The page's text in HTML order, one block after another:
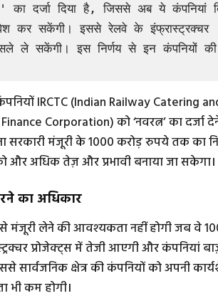
दर्जा दिया है, जिससे अब ये कंपनियां
कर सकेंगी। इससे रेलवे के इंफ्रास्ट्रक्चर
ले सकेंगी। इस निर्णय से इन कंपनियों की
IRCTC (Indian Railway Catering
Corporation) को ‘नवरत्न’ का दर्जा
सरकारी मंजूरी के 1000 करोड़ रुपये तक का
और अधिक तेज़ और प्रभावी बनाया जा सकेगा।
का अधिकार
से मंजूरी लेने की आवश्यकता नहीं होगी जब वे
प्रोजेक्ट्स में तेजी आएगी और कंपनियां
क्षेत्र की कंपनियों को अपनी
भी कम होगी।